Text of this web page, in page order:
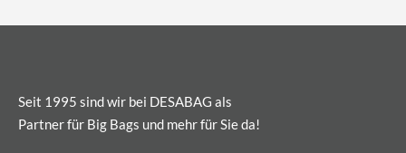
Seit 1995 sind wir bei DESABAG als
Partner für Big Bags und mehr für Sie da!